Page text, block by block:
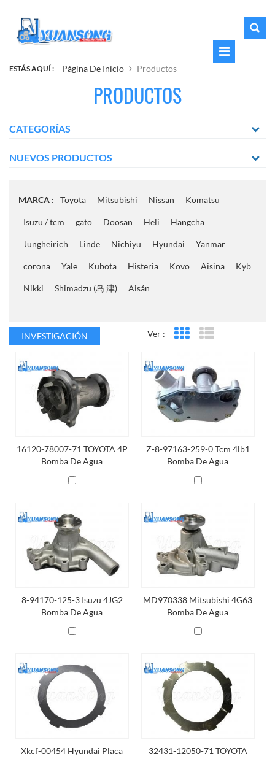
ESTÁS AQUÍ : Página De Inicio Productos
PRODUCTOS
CATEGORÍAS
NUEVOS PRODUCTOS
MARCA : Toyota Mitsubishi Nissan Komatsu
Isuzu / tcm gato Doosan Heli Hangcha
Jungheirich Linde Nichiyu Hyundai Yanmar
corona Yale Kubota Histeria Kovo Aisina Kyb
Nikki Shimadzu (岛 津) Aisán
INVESTIGACIÓN Ver : Vista en cuadrícula
16120-78007-71 TOYOTA 4P
Bomba De Agua
Z-8-97163-259-0 Tcm 4lb1
Bomba De Agua
8-94170-125-3 Isuzu 4JG2
Bomba De Agua
MD970338 Mitsubishi 4G63
Bomba De Agua
Xkcf-00454 Hyundai Placa
32431-12050-71 TOYOTA